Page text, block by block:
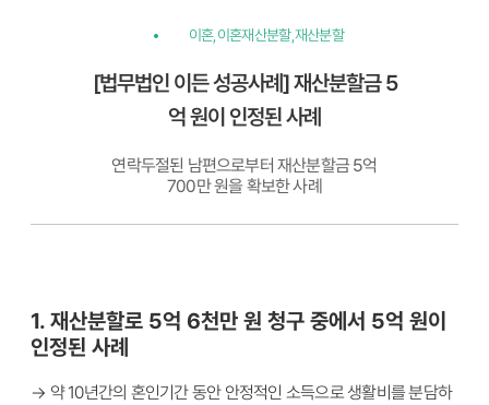
이혼,이혼재산분할,재산분할
[법무법인 이든 성공사례] 재산분할금 5
억 원이 인정된 사례
연락두절된 남편으로부터 재산분할금 5억
700만 원을 확보한 사례
1. 재산분할로 5억 6천만 원 청구 중에서 5억 원이
인정된 사례
→ 약 10년간의 혼인기간 동안 안정적인 소득으로 생활비를 분담하